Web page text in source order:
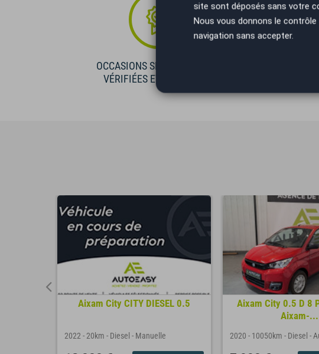
OCCASIONS SÉLECTIONNÉES
VÉRIFIÉES ET GARANTIES
Aixam City CITY DIESEL 0.5
2022 -20km - Diesel - Manuelle
Aixam City 0.5 D 8
Aixam-...
2020 - 10050km - Diesel -
site sont déposés sans votre
Nous vous donnons le
navigation sans accepter.